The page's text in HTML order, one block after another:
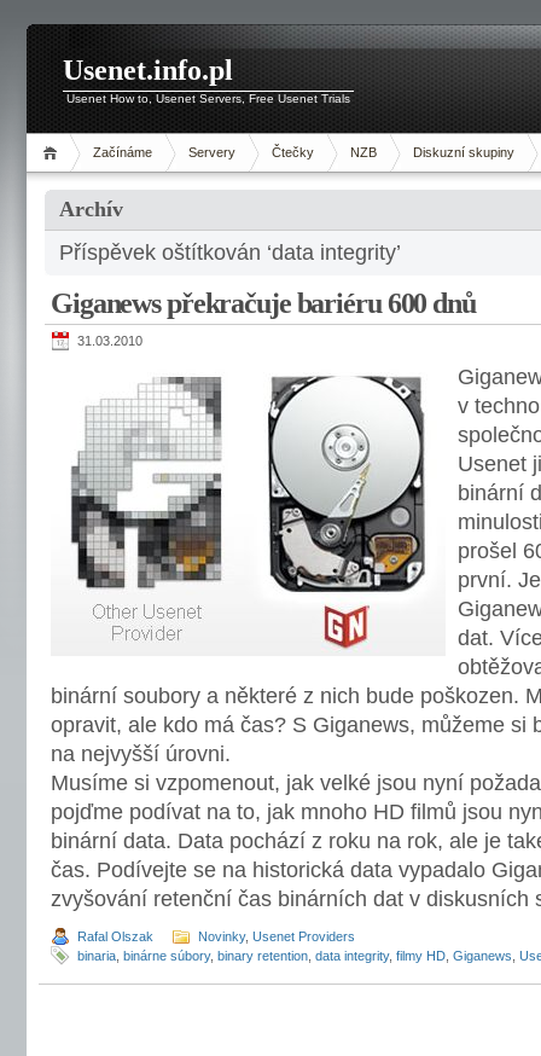
Usenet.info.pl
Usenet How to, Usenet Servers, Free Usenet Trials
Začínáme Servery Čtečky NZB Diskuzní skupiny
Archív
Příspěvek oštítkován ‘data integrity’
Giganews překračuje bariéru 600 dnů
31.03.2010
v
Usenet
binární
prošel
první.
dat.
binární soubory a některé z nich bude poškozen.
opravit, ale kdo má čas? S Giganews, můžeme si
na nejvyšší úrovni.
Musíme si vzpomenout, jak velké jsou nyní
pojďme podívat na to, jak mnoho HD filmů jsou
binární data. Data pochází z roku na rok, ale je
čas. Podívejte se na historická data vypadalo
zvyšování retenční čas binárních dat v diskusních
Rafal Olszak Novinky, Usenet Providers
binaria binárne súbory, binary retention data integrity, filmy HD Giganews